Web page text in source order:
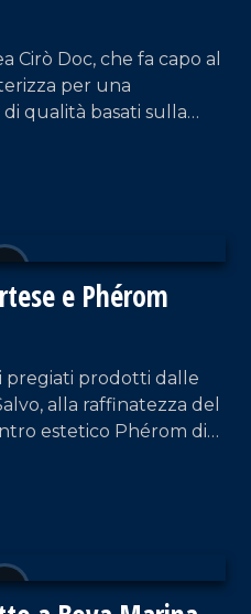
Cirò Doc, che fa capo al
qualità basati sulla
Bianco. Intervista a
e Phérom
pregiati prodotti dalle
alla raffinatezza del
estetico Phérom di